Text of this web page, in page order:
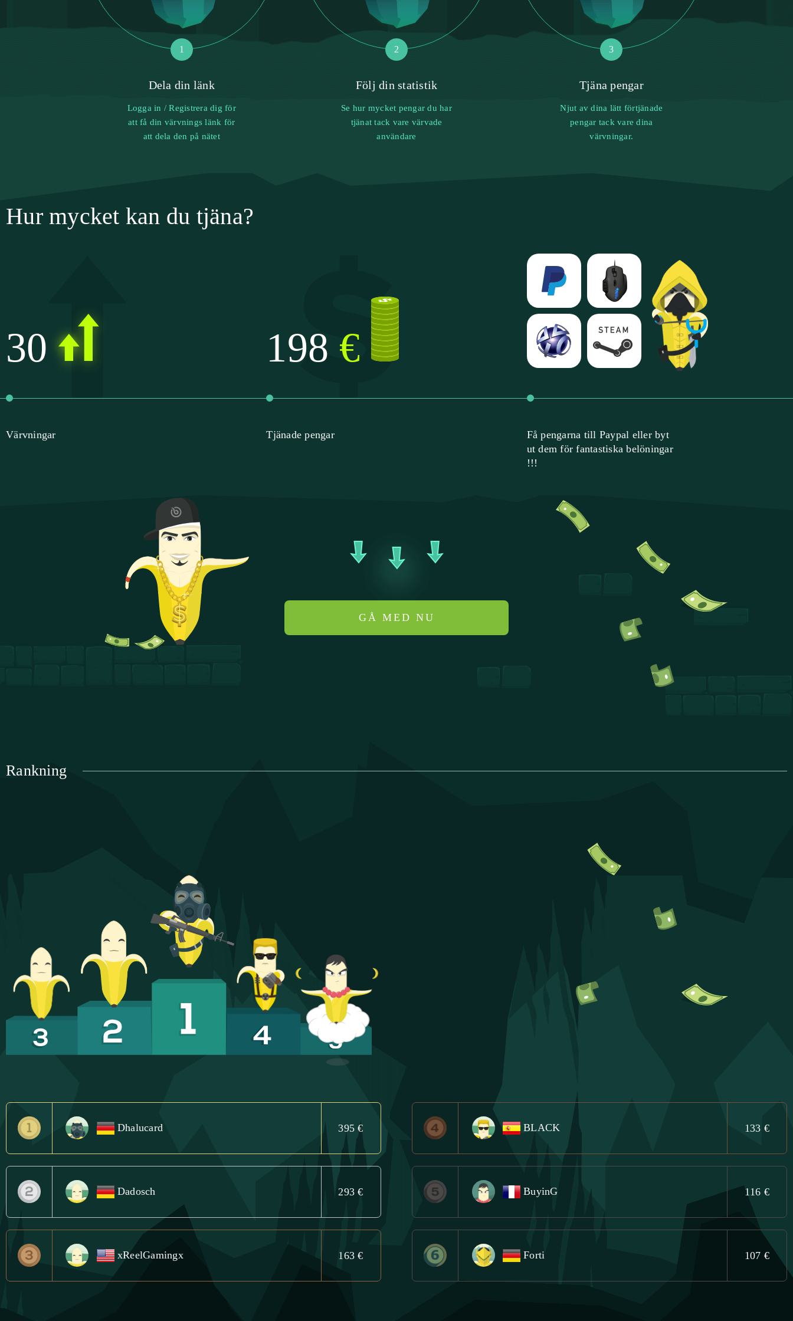
1
Dela din länk
Logga in / Registrera dig för
att få din värvnings länk för
att dela den på nätet
2
Följ din statistik
Se hur mycket pengar du har
tjänat tack vare värvade
användare
3
Tjäna pengar
Njut av dina lätt förtjänade
pengar tack vare dina
värvningar.
Hur mycket kan du tjäna?
30
Värvningar
199 €
Tjänade pengar
Få pengarna till Paypal eller byt
ut dem för fantastiska belöningar
!!!
GÅ MED NU
Rankning
Dhalucard 395 €
Dadosch 293 €
xReelGamingx 163 €
BLACK 133 €
BuyinG 116 €
Forti 107 €